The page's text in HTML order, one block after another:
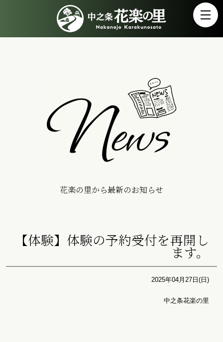
花楽の里から最新のお知らせ
【体験】体験の予約受付を再開し
ます。
2025年04月27日(日)
中之条花楽の里